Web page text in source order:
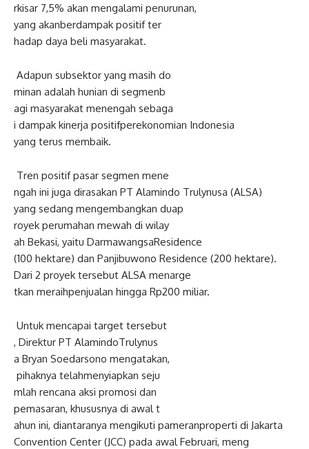
rkisar 7,5% akan mengalami penurunan,
yang akanberdampak positif ter
hadap daya beli masyarakat.
Adapun subsektor yang masih do
minan adalah hunian di segmenb
agi masyarakat menengah sebaga
i dampak kinerja positifperekonomian Indonesia
yang terus membaik.
Tren positif pasar segmen mene
ngah ini juga dirasakan PT Alamindo Trulynusa (ALSA)
yang sedang mengembangkan duap
royek perumahan mewah di wilay
ah Bekasi, yaitu DarmawangsaResidence
(100 hektare) dan Panjibuwono Residence (200 hektare).
Dari 2 proyek tersebut ALSA menarge
tkan meraihpenjualan hingga Rp200 miliar.
Untuk mencapai target tersebut
, Direktur PT AlamindoTrulynus
a Bryan Soedarsono mengatakan,
pihaknya telahmenyiapkan seju
mlah rencana aksi promosi dan
pemasaran, khususnya di awal t
ahun ini, diantaranya mengikuti pameranproperti di Jakarta
Convention Center (JCC) pada awal Februari, meng